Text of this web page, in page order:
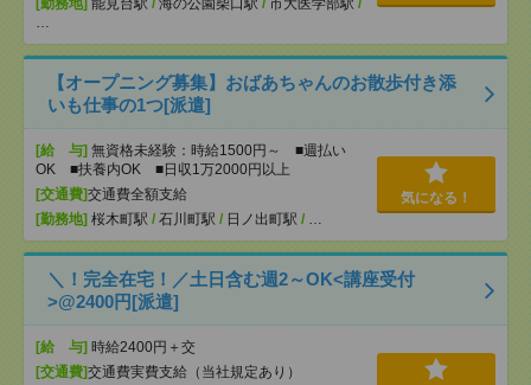
[勤務地] 能見台駅 / 海の公園柴口駅 / 市大医学部駅 /
…
【オープニング募集】おばあちゃんのお散歩付き添
いも仕事の1つ[派遣]
[給 与] 無資格未経験：時給1500円～ ■週払い
OK ■扶養内OK ■日収1万2000円以上
[交通費]交通費全額支給
[勤務地] 桜木町駅 / 石川町駅 / 日ノ出町駅 / …
気になる！
＼！完全在宅！／土日含む週2～OK<講座受付
>@2400円[派遣]
[給 与] 時給2400円＋交
[交通費]交通費実費支給（当社規定あり）